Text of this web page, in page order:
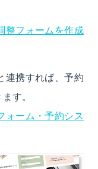
整フォームを作成
連携すれば、予約
す。
ォーム・予約シス